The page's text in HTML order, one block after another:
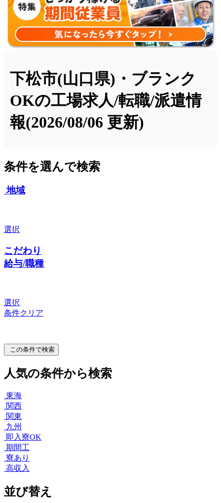
下松市(山口県)・ブランク
OKの工場求人/転職/派遣情
報(2026/08/06 更新)
条件を選んで検索
地域
選択
こだわり
給与/職種
選択
条件クリア
この条件で検索
人気の条件から検索
東海
関西
関東
九州
即入寮OK
期間工
寮あり
高収入
並び替え